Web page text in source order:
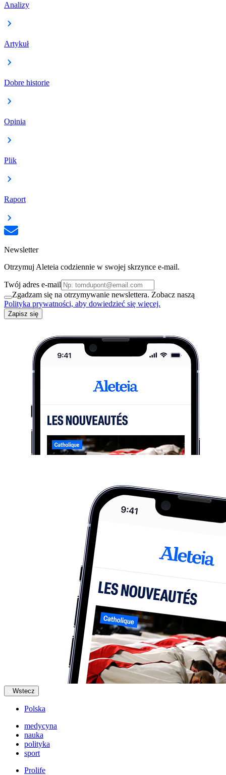
Analizy
Artykuł
Dobre historie
Opinia
Plik
Raport
Newsletter
Otrzymuj Aleteia codziennie w swojej skrzynce e-mail.
Twój adres e-mail
Zgadzam się na otrzymywanie newslettera. Zobacz naszą
Polityka prywatności, aby dowiedzieć się więcej.
Zapisz się
Wstecz
Polska
medycyna
nauka
polityka
sport
Prolife